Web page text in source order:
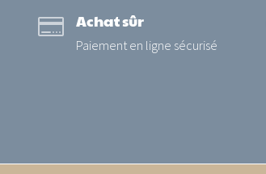
 Achat sûr
Paiement en ligne sécurisé